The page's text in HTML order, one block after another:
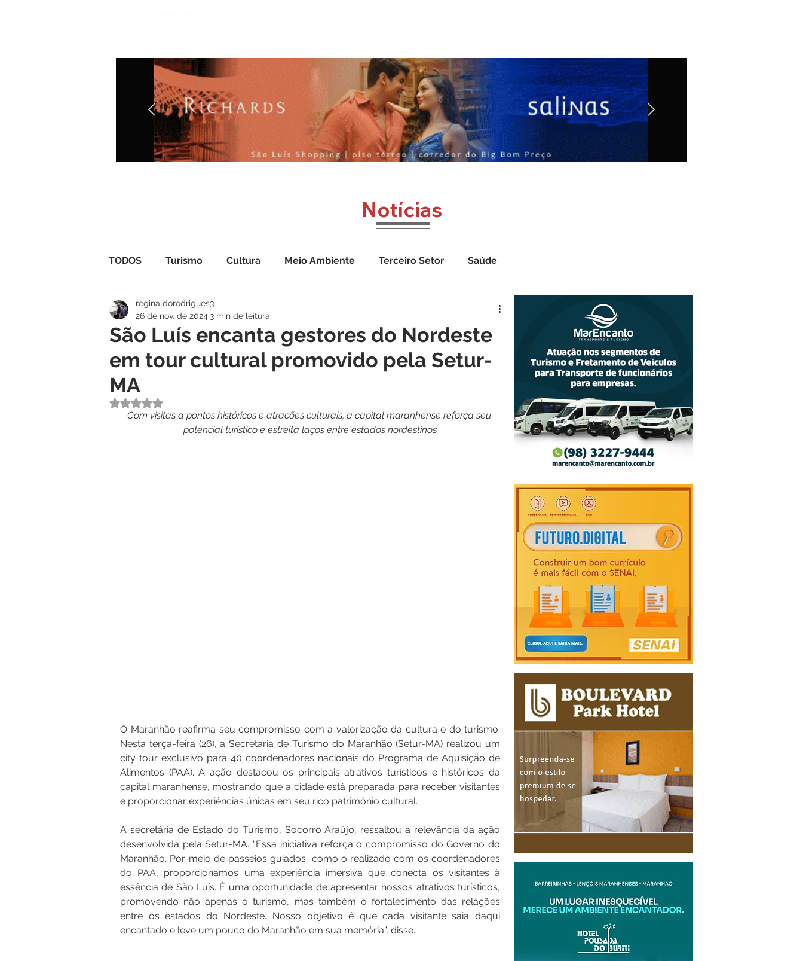
Notícias
TODOS Turismo Cultura Meio Ambiente Terceiro Setor Saúde
Atualidade Geral
São Luís encanta gestores do Nordeste
em tour cultural promovido pela Setur-
MA
reginaldorodrigues3
26 de nov. de 2024 3 min de leitura
Avaliado com NaN de 5 estrelas.
Com visitas a pontos históricos e atrações culturais, a capital maranhense reforça seu
potencial turístico e estreita laços entre estados nordestinos
O Maranhão reafirma seu compromisso com a valorização da cultura e do turismo.
Nesta terça-feira (26), a Secretaria de Turismo do Maranhão (Setur-MA) realizou um
city tour exclusivo para 40 coordenadores nacionais do Programa de Aquisição de
Alimentos (PAA). A ação destacou os principais atrativos turísticos e históricos da
capital maranhense, mostrando que a cidade está preparada para receber visitantes
e proporcionar experiências únicas em seu rico patrimônio cultural.
A secretária de Estado do Turismo, Socorro Araújo, ressaltou a relevância da ação
desenvolvida pela Setur-MA. “Essa iniciativa reforça o compromisso do Governo do
Maranhão. Por meio de passeios guiados, como o realizado com os coordenadores
do PAA, proporcionamos uma experiência imersiva que conecta os visitantes à
essência de São Luís. É uma oportunidade de apresentar nossos atrativos turísticos,
promovendo não apenas o turismo, mas também o fortalecimento das relações
entre os estados do Nordeste. Nosso objetivo é que cada visitante saia daqui
encantado e leve um pouco do Maranhão em sua memória”, disse.